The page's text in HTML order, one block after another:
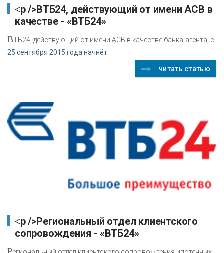
<p />ВТБ24, действующий от имени АСВ в
качестве - «ВТБ24»
ВТБ24, действующий от имени АСВ в качестве банка-агента, с
25 сентября 2015 года начнёт
читать статью
<p />Региональный отдел клиентского
сопровождения - «ВТБ24»